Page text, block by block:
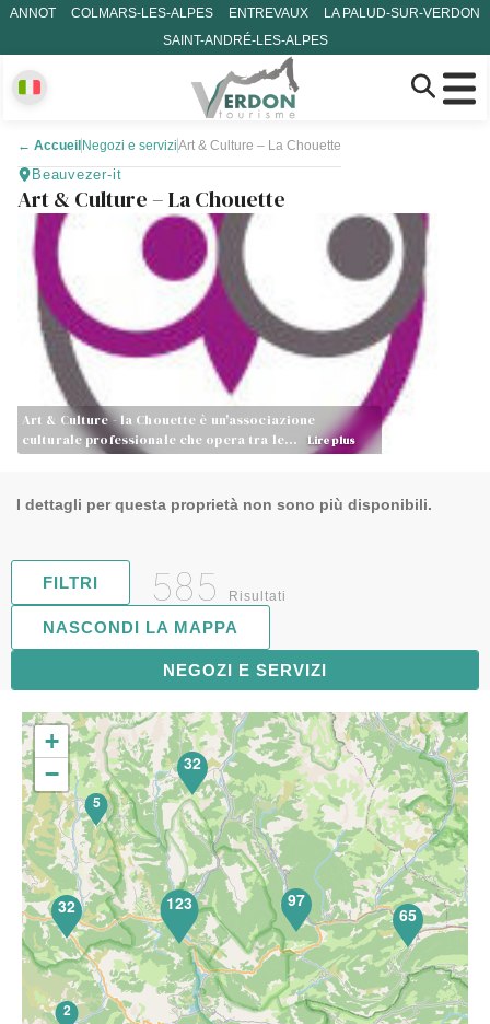
ANNOT COLMARS-LES-ALPES ENTREVAUX
LA PALUD-SUR-VERDON
SAINT-ANDRÉ-LES-ALPES
← Accueil Negozi e serviziArt & Culture – La Chouette
Beauvezer-it
Art & Culture – La Chouette
Art & Culture - la Chouette è un'associazione
culturale professionale che opera tra le…
Lire plus
I dettagli per questa proprietà non sono più disponibili.
FILTRI 585 Risultati
NEGOZI E SERVIZI
NASCONDI LA MAPPA
65
2
119
5
97
32
32
123
+
−